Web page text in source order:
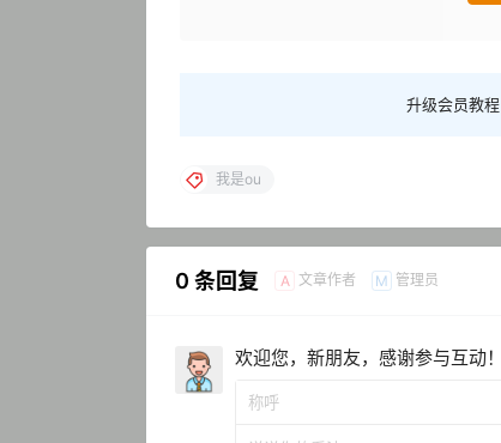
升级会员教程
我是ou
0 条回复 A 文章作者 M 管理员
欢迎您，新朋友，感谢参与互动！